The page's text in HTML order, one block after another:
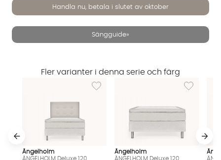
Handla nu, betala i slutet av oktober
Sängguide»
Fler varianter i denna serie och färg
Lägg till i önskelista: ÄNGELHOLM Deluxe
Ängelholm
ÄNGELHOLM Deluxe 120
Lägg till i
Ängelholm
ÄNGELHOLM Deluxe 120